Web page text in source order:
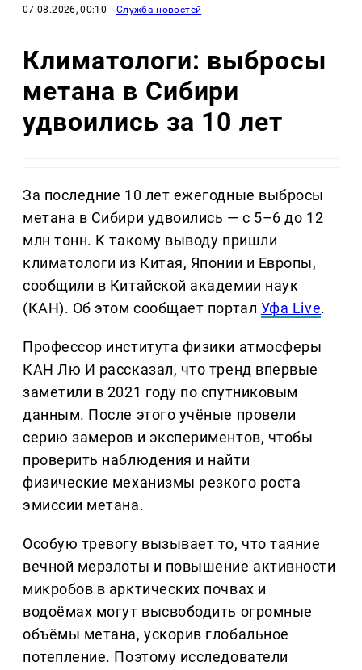
07.08.2026, 00:10 · Служба новостей
Климатологи: выбросы
метана в Сибири
удвоились за 10 лет
За последние 10 лет ежегодные выбросы
метана в Сибири удвоились — с 5–6 до 12
млн тонн. К такому выводу пришли
климатологи из Китая, Японии и Европы,
сообщили в Китайской академии наук
(КАН). Об этом сообщает портал Уфа Live.
Профессор института физики атмосферы
КАН Лю И рассказал, что тренд впервые
заметили в 2021 году по спутниковым
данным. После этого учёные провели
серию замеров и экспериментов, чтобы
проверить наблюдения и найти
физические механизмы резкого роста
эмиссии метана.
Особую тревогу вызывает то, что таяние
вечной мерзлоты и повышение активности
микробов в арктических почвах и
водоёмах могут высвободить огромные
объёмы метана, ускорив глобальное
потепление. Поэтому исследователи